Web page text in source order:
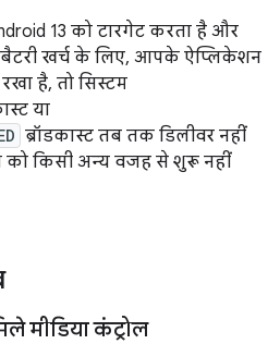
13 को टारगेट करता है और
बैटरी खर्च के लिए, आपके ऐप्लिकेशन
है, तो सिस्टम
या
ब्रॉडकास्ट तब तक डिलीवर नहीं
किसी अन्य वजह से शुरू नहीं
मीडिया कंट्रोल